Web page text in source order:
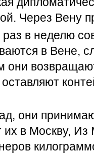
Через Вену
раз в неделю
в Вене,
они
они
их в Москву,